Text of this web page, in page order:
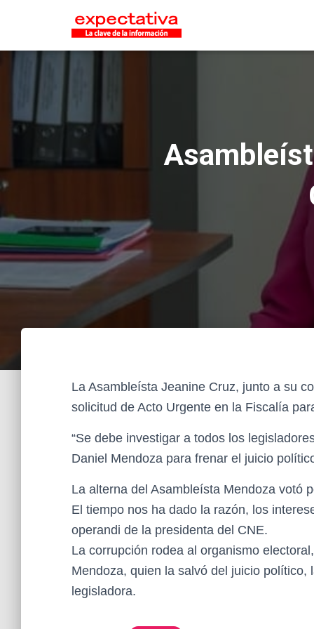
La Asambleísta Jeanine Cruz, junto a su
solicitud de Acto Urgente en la Fiscalía
“Se debe investigar a todos los
Daniel Mendoza para frenar el juicio
La alterna del Asambleísta Mendoza votó
El tiempo nos ha dado la razón, los
operandi de la presidenta del CNE.
La corrupción rodea al organismo
Mendoza, quien la salvó del juicio
legisladora.